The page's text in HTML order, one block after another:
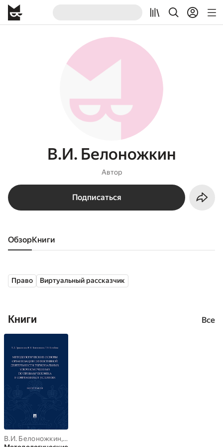
В.И. Белоножкин
Автор
Подписаться
Обзор книги
Право Виртуальный рассказчик
Книги Все
В.И. Белоножкин, Т.В. Колобова